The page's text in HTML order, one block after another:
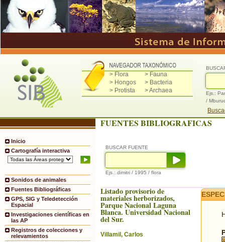
> Flora
> Fauna
> Hongos
> Bacteria
> Protista
> Archaea
Ejs.:
/
Inicio
Cartografía interactiva
Sonidos de animales
Fuentes Bibliográficas
GPS, SIG y Teledetección
Espacial
Investigaciones científicas en
las AP
Registros de colecciones y
relevamientos
FUENTES BIBLIOGRAFICAS
BUSCAR FUENTE
Ejs.: dimitri / 1995 / flora
Listado provisorio de
materiales herborizados,
Parque Nacional Laguna
Blanca. Universidad Nacional
del Sur.
Villamil, Carlos